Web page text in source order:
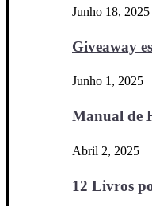
Junho 18, 2025
Giveaway
Junho 1, 2025
Manual de
Abril 2, 2025
12 Livros